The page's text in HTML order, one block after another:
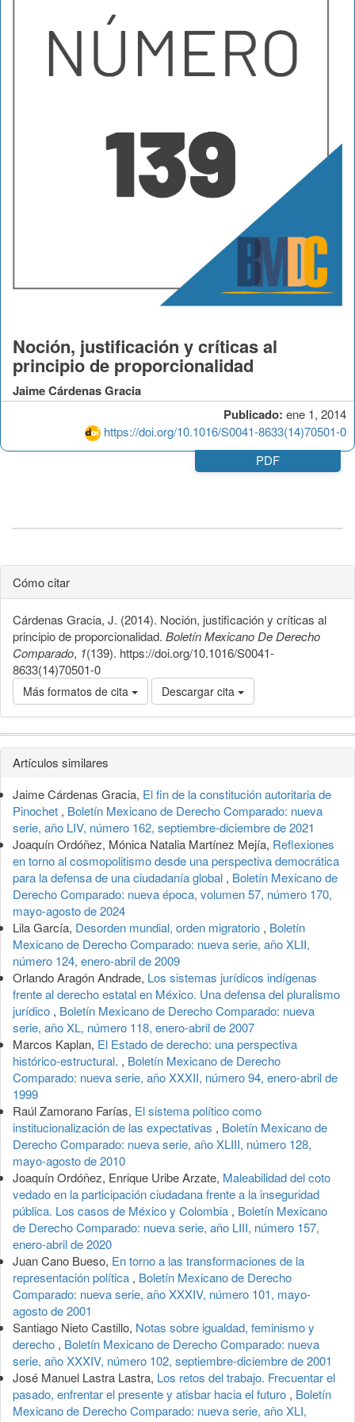
Publicado: ene 1, 2014
https://doi.org/10.1016/S0041-8633(14)70501-0
Noción, justificación y críticas al
principio de proporcionalidad
Jaime Cárdenas Gracia
PDF
Cómo citar
Cárdenas Gracia, J. (2014). Noción, justificación y críticas al
principio de proporcionalidad. Boletín Mexicano De Derecho
Comparado, 1(139). https://doi.org/10.1016/S0041-
8633(14)70501-0
Más formatos de cita Descargar cita
Detalles
del
artículo
Artículos similares
Jaime Cárdenas Gracia, El fin de la constitución autoritaria de
Pinochet , Boletín Mexicano de Derecho Comparado: nueva
serie, año LIV, número 162, septiembre-diciembre de 2021
Joaquín Ordóñez, Mónica Natalia Martínez Mejía, Reflexiones
en torno al cosmopolitismo desde una perspectiva democrática
para la defensa de una ciudadanía global , Boletín Mexicano de
Derecho Comparado: nueva época, volumen 57, número 170,
mayo-agosto de 2024
Lila García, Desorden mundial, orden migratorio , Boletín
Mexicano de Derecho Comparado: nueva serie, año XLII,
número 124, enero-abril de 2009
Orlando Aragón Andrade, Los sistemas jurídicos indígenas
frente al derecho estatal en México. Una defensa del pluralismo
jurídico , Boletín Mexicano de Derecho Comparado: nueva
serie, año XL, número 118, enero-abril de 2007
Marcos Kaplan, El Estado de derecho: una perspectiva
histórico-estructural. , Boletín Mexicano de Derecho
Comparado: nueva serie, año XXXII, número 94, enero-abril de
1999
Raúl Zamorano Farías, El sistema político como
institucionalización de las expectativas , Boletín Mexicano de
Derecho Comparado: nueva serie, año XLIII, número 128,
mayo-agosto de 2010
Joaquín Ordóñez, Enrique Uribe Arzate, Maleabilidad del coto
vedado en la participación ciudadana frente a la inseguridad
pública. Los casos de México y Colombia , Boletín Mexicano
de Derecho Comparado: nueva serie, año LIII, número 157,
enero-abril de 2020
Juan Cano Bueso, En torno a las transformaciones de la
representación política , Boletín Mexicano de Derecho
Comparado: nueva serie, año XXXIV, número 101, mayo-
agosto de 2001
Santiago Nieto Castillo, Notas sobre igualdad, feminismo y
derecho , Boletín Mexicano de Derecho Comparado: nueva
serie, año XXXIV, número 102, septiembre-diciembre de 2001
José Manuel Lastra Lastra, Los retos del trabajo. Frecuentar el
pasado, enfrentar el presente y atisbar hacia el futuro , Boletín
Mexicano de Derecho Comparado: nueva serie, año XLI,